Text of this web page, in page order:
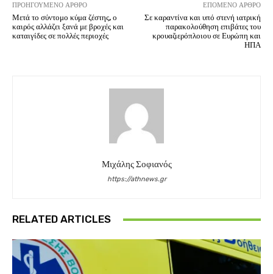
ΠΡΟΗΓΟΎΜΕΝΟ ΆΡΘΡΟ
Μετά το σύντομο κύμα ζέστης, ο
καιρός αλλάζει ξανά με βροχές και
καταιγίδες σε πολλές περιοχές
ΕΠΌΜΕΝΟ ΆΡΘΡΟ
Σε καραντίνα και υπό στενή ιατρική
παρακολούθηση επιβάτες του
κρουαζιερόπλοιου σε Ευρώπη και
ΗΠΑ
Μιχάλης Σοφιανός
https://athnews.gr
RELATED ARTICLES